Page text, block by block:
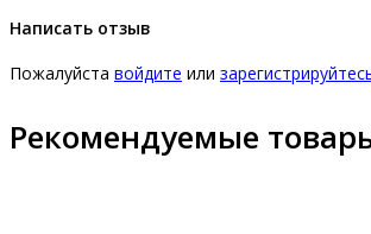
Написать отзыв
Пожалуйста войдите или
Рекомендуемые